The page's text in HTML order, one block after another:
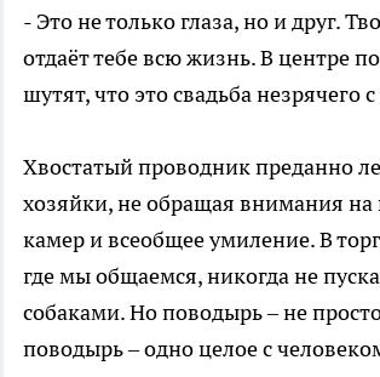
- Это не только глаза, но и друг.
отдаёт тебе всю жизнь. В центре
шутят, что это свадьба незрячего
Хвостатый проводник преданно
хозяйки, не обращая внимания
камер и всеобщее умиление. В
где мы общаемся, никогда не
собаками. Но поводырь – не
поводырь – одно целое с